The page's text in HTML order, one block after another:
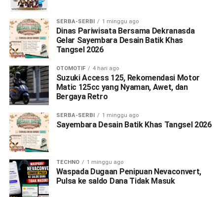
SERBA-SERBI 1 minggu ago
Dinas Pariwisata Bersama Dekranasda
Gelar Sayembara Desain Batik Khas
Tangsel 2026
OTOMOTIF 4 hari ago
Suzuki Access 125, Rekomendasi Motor
Matic 125cc yang Nyaman, Awet, dan
Bergaya Retro
SERBA-SERBI 1 minggu ago
Sayembara Desain Batik Khas Tangsel 2026
TECHNO 1 minggu ago
Waspada Dugaan Penipuan Nevaconvert,
Pulsa ke saldo Dana Tidak Masuk